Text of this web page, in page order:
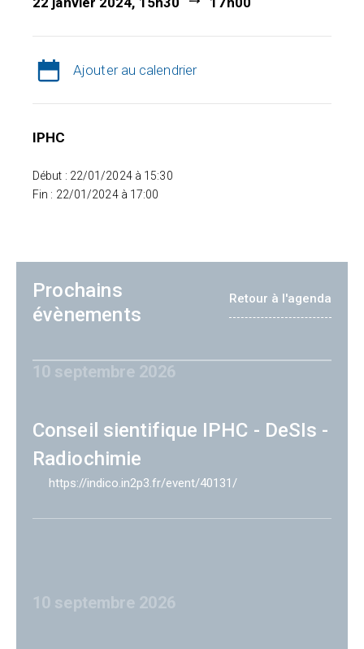
Ajouter au calendrier
IPHC
Début : 22/01/2024 à 15:30
Fin : 22/01/2024 à 17:00
Prochains
évènements
Retour à l'agenda
10 septembre 2026
Conseil sientifique IPHC - DeSIs -
Radiochimie
https://indico.in2p3.fr/event/40131/
10 septembre 2026